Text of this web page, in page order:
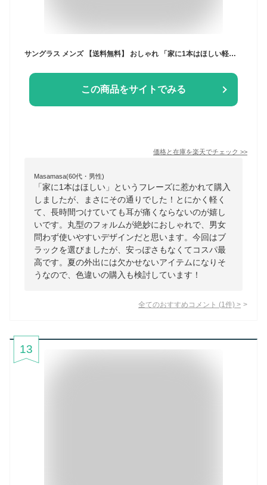
サングラス メンズ 【送料無料】 おしゃれ 「家に1本はほしい軽くて使いやすいサングラス」 丸型 レディース 丸型 フレーム ファッション ユニセックス 黒 金 銀 ブラック ゴールド シルバー レビュー高評価 夏
この商品をサイトでみる
価格と在庫を楽天でチェック >>
Masamasa(60代・男性)
「家に1本はほしい」というフレーズに惹かれて購入
しましたが、まさにその通りでした！とにかく軽く
て、長時間つけていても耳が痛くならないのが嬉し
いです。丸型のフォルムが絶妙におしゃれで、男女
問わず使いやすいデザインだと思います。今回はブ
ラックを選びましたが、安っぽさもなくてコスパ最
高です。夏の外出には欠かせないアイテムになりそ
うなので、色違いの購入も検討しています！
全てのおすすめコメント (1 件) >
13